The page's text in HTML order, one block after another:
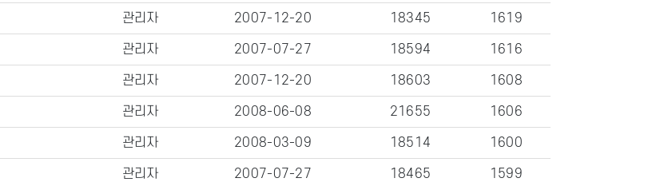
관리자 2007-12-20 18345 1619
관리자 2007-07-27 18594 1616
관리자 2007-12-20 18603 1608
관리자 2008-06-08 21655 1606
관리자 2008-03-09 18514 1600
관리자 2007-07-27 18465 1599